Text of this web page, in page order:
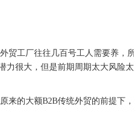
工厂往往几百号工人需要养，
很大，但是前期周期太大风险太
的大额B2B传统外贸的前提下